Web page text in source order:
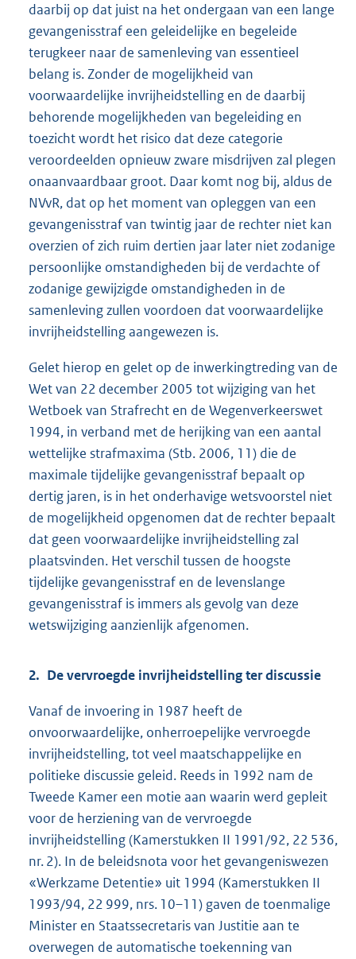
daarbij op dat juist na het ondergaan van een lange
gevangenisstraf een geleidelijke en begeleide
terugkeer naar de samenleving van essentieel
belang is. Zonder de mogelijkheid van
voorwaardelijke invrijheidstelling en de daarbij
behorende mogelijkheden van begeleiding en
toezicht wordt het risico dat deze categorie
veroordeelden opnieuw zware misdrijven zal plegen
onaanvaardbaar groot. Daar komt nog bij, aldus de
NVvR, dat op het moment van opleggen van een
gevangenisstraf van twintig jaar de rechter niet kan
overzien of zich ruim dertien jaar later niet zodanige
persoonlijke omstandigheden bij de verdachte of
zodanige gewijzigde omstandigheden in de
samenleving zullen voordoen dat voorwaardelijke
invrijheidstelling aangewezen is.
Gelet hierop en gelet op de inwerkingtreding van de
Wet van 22 december 2005 tot wijziging van het
Wetboek van Strafrecht en de Wegenverkeerswet
1994, in verband met de herijking van een aantal
wettelijke strafmaxima (Stb. 2006, 11) die de
maximale tijdelijke gevangenisstraf bepaalt op
dertig jaren, is in het onderhavige wetsvoorstel niet
de mogelijkheid opgenomen dat de rechter bepaalt
dat geen voorwaardelijke invrijheidstelling zal
plaatsvinden. Het verschil tussen de hoogste
tijdelijke gevangenisstraf en de levenslange
gevangenisstraf is immers als gevolg van deze
wetswijziging aanzienlijk afgenomen.
2. De vervroegde invrijheidstelling ter discussie
Vanaf de invoering in 1987 heeft de
onvoorwaardelijke, onherroepelijke vervroegde
invrijheidstelling, tot veel maatschappelijke en
politieke discussie geleid. Reeds in 1992 nam de
Tweede Kamer een motie aan waarin werd gepleit
voor de herziening van de vervroegde
invrijheidstelling (Kamerstukken II 1991/92, 22 536,
nr. 2). In de beleidsnota voor het gevangeniswezen
«Werkzame Detentie» uit 1994 (Kamerstukken II
1993/94, 22 999, nrs. 10–11) gaven de toenmalige
Minister en Staatssecretaris van Justitie aan te
overwegen de automatische toekenning van